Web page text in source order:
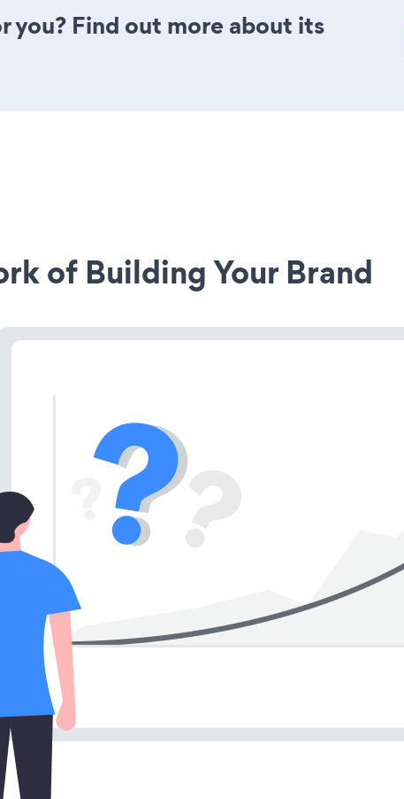
you? Find out more about its
of Building Your Brand